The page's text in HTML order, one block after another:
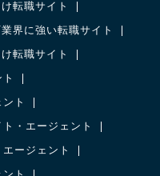
転職サイト
業界に強い転職サイト
転職サイト
ト
・エージェント
ージェント